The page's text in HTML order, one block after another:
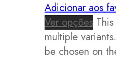
Adicionar aos
Ver opções
multiple
be chosen on